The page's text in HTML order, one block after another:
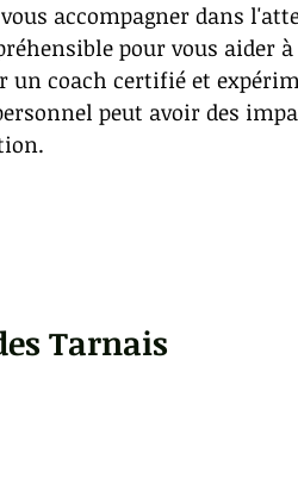
accompagner dans
pour vous aider à
un coach certifié et
peut avoir des
Tarnais